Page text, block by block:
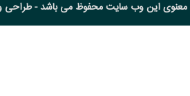
معنوی این وب سایت محفوظ می باشد - طراحی